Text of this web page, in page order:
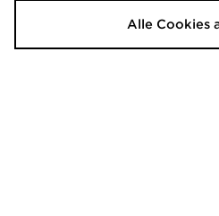
Alle Cookies